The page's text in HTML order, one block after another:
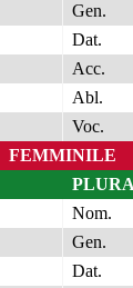
Gen.
Dat.
Acc.
Abl.
Voc.
FEMMINILE
Nom.
Gen.
Dat.